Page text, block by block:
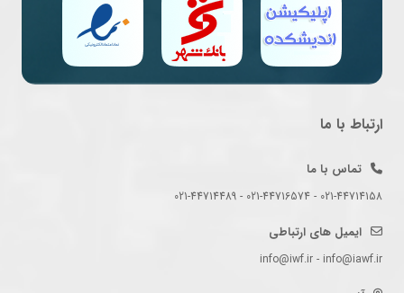
ارتباط با ما
تماس با ما
021-44714158 - 021-44716574 - 021-44714489
ایمیل های ارتباطی
info@iwf.ir - info@iawf.ir